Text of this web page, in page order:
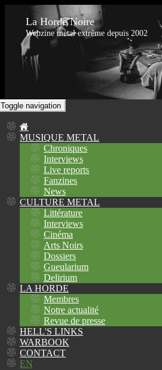
La Horde Noire
Webzine metal extrême depuis 2002
Toggle navigation
MUSIQUE METAL
Chroniques
Interviews
Live reports
Fanzines
News
CULTURE METAL
Littérature
Interviews
Cinéma
Arts Noirs
Dossiers
Gueularium
Delirium
LA HORDE
Membres
Notre actualité
Revue de presse
HELL'S LINKS
WARBOOK
CONTACT
EN